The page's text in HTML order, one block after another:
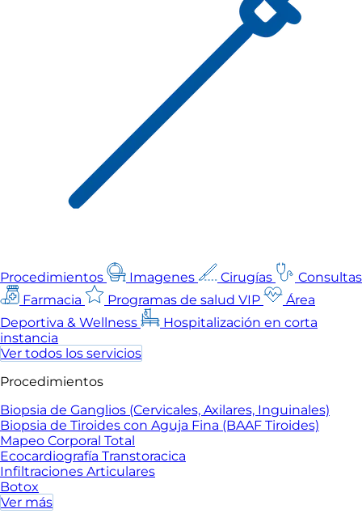
Procedimientos Imagenes Cirugías
Consultas
Farmacia
Programas de salud VIP
Área
Deportiva & Wellness
Hospitalización en corta
instancia
Ver todos los servicios
Procedimientos
Biopsia de Ganglios (Cervicales, Axilares, Inguinales)
Biopsia de Tiroides con Aguja Fina (BAAF Tiroides)
Mapeo Corporal Total
Ecocardiografía Transtoracica
Infiltraciones Articulares
Botox
Ver más